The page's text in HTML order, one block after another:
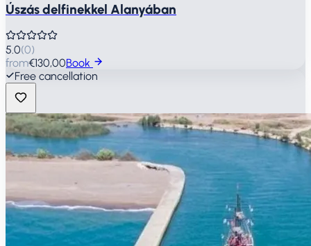
Úszás delfinekkel Alanyában
5.0(0)
from€130,00Book
Free cancellation